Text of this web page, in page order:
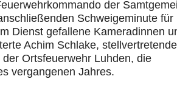
der
Schweigeminute für
Dienst gefallene Kameradinnen
Achim Schlake,
Ortsfeuerwehr Luhden, die
vergangenen Jahres.